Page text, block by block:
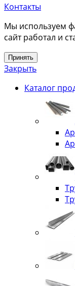
Контакты
Мы используем
сайт работал и
Принять
Закрыть
Каталог